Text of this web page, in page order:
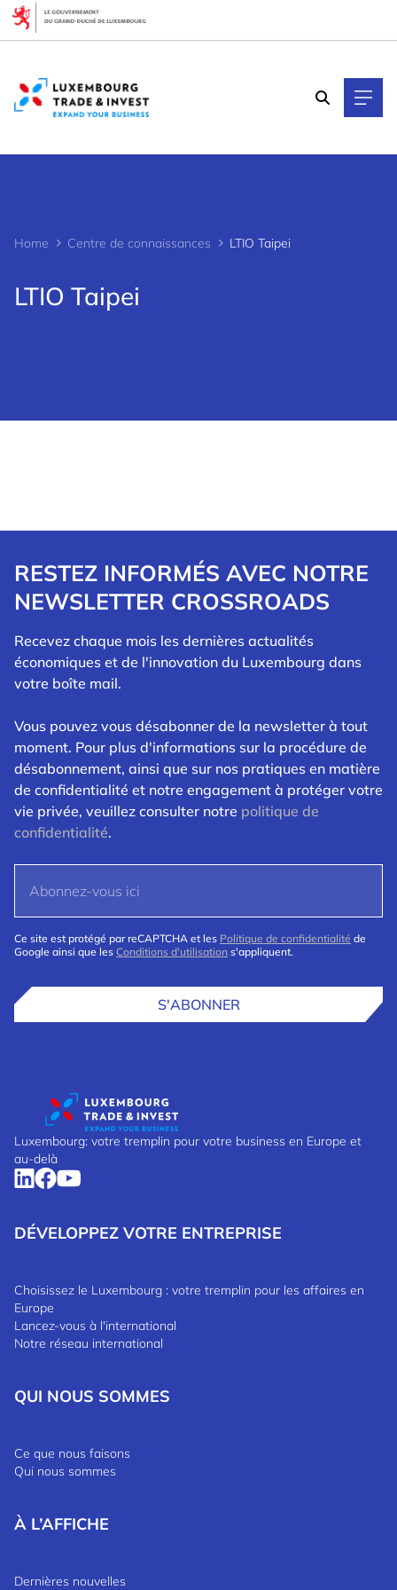
Home Centre de connaissances LTIO Taipei
LTIO Taipei
RESTEZ INFORMÉS AVEC NOTRE
NEWSLETTER CROSSROADS
Recevez chaque mois les dernières actualités
économiques et de l'innovation du Luxembourg dans
votre boîte mail.
Vous pouvez vous désabonner de la newsletter à tout
moment. Pour plus d'informations sur la procédure de
désabonnement, ainsi que sur nos pratiques en matière
de confidentialité et notre engagement à protéger votre
vie privée, veuillez consulter notre politique de
confidentialité.
Ce site est protégé par reCAPTCHA et les Politique de confidentialité de
Google ainsi que les Conditions d'utilisation s'appliquent.
S'ABONNER
Luxembourg: votre tremplin pour votre business en Europe et
au-delà
DÉVELOPPEZ VOTRE ENTREPRISE
Choisissez le Luxembourg : votre tremplin pour les affaires en
Europe
Lancez-vous à l'international
Notre réseau international
QUI NOUS SOMMES
Ce que nous faisons
Qui nous sommes
À L’AFFICHE
Dernières nouvelles
Cookies management panel